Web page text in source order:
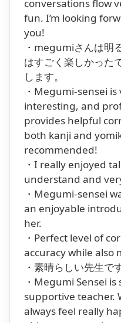
conversations flow
fun. I’m looking
you!
・megumiさんは明
はすごく楽しかった
します。
・Megumi-sensei
interesting, and
provides helpful
both kanji and
recommended!
・I really enjoyed
understand and
・Megumi-sensei
an enjoyable
her.
・Perfect level of
accuracy while also
・素晴らしい先生です
・Megumi Sensei
supportive teacher.
always feel really